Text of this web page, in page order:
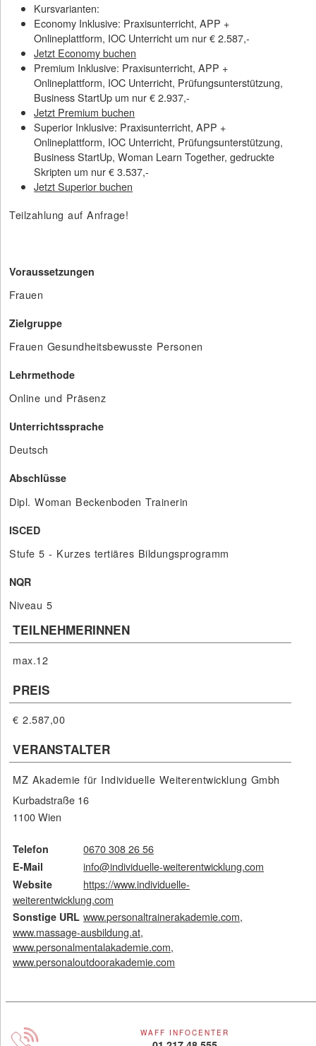
Kursvarianten:
Economy Inklusive: Praxisunterricht, APP +
Onlineplattform, IOC Unterricht um nur € 2.587,-
Jetzt Economy buchen
Premium Inklusive: Praxisunterricht, APP +
Onlineplattform, IOC Unterricht, Prüfungsunterstützung,
Business StartUp um nur € 2.937,-
Jetzt Premium buchen
Superior Inklusive: Praxisunterricht, APP +
Onlineplattform, IOC Unterricht, Prüfungsunterstützung,
Business StartUp, Woman Learn Together, gedruckte
Skripten um nur € 3.537,-
Jetzt Superior buchen
Teilzahlung auf Anfrage!
Voraussetzungen
Frauen
Zielgruppe
Frauen Gesundheitsbewusste Personen
Lehrmethode
Online und Präsenz
Unterrichtssprache
Deutsch
Abschlüsse
Dipl. Woman Beckenboden Trainerin
ISCED
Stufe 5 - Kurzes tertiäres Bildungsprogramm
NQR
Niveau 5
TEILNEHMERINNEN
max.12
PREIS
€ 2.587,00
VERANSTALTER
MZ Akademie für Individuelle Weiterentwicklung Gmbh
Kurbadstraße 16
1100 Wien
Telefon 0670 308 26 56
E-Mail info@individuelle-weiterentwicklung.com
Website
https://www.individuelle-
weiterentwicklung.com
Sonstige URL www.personaltrainerakademie.com,
www.massage-ausbildung.at,
www.personalmentalakademie.com,
www.personaloutdoorakademie.com
WAFF INFOCENTER